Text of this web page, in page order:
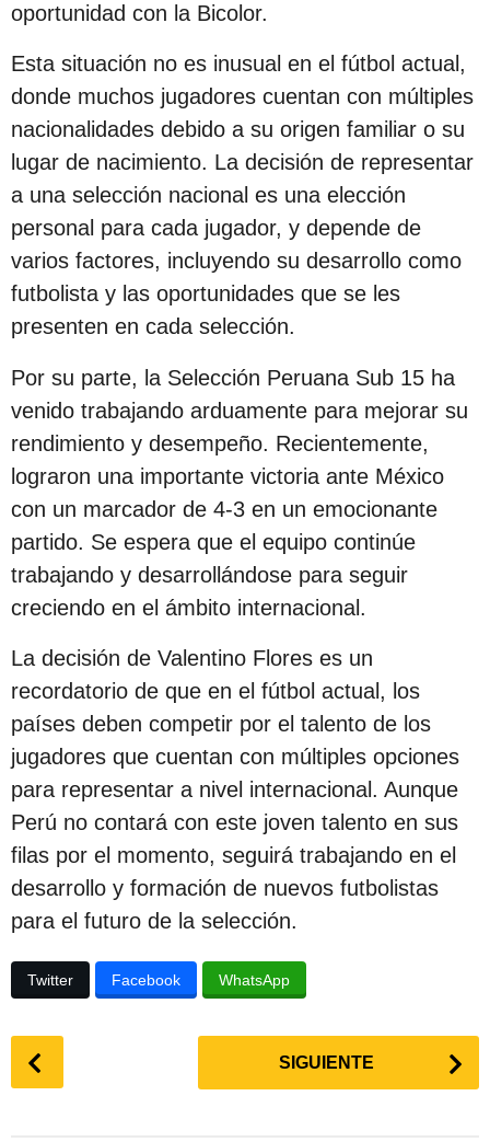
a
p
u
l
c
n
oportunidad con la Bicolor.
Esta situación no es inusual en el fútbol actual,
donde muchos jugadores cuentan con múltiples
nacionalidades debido a su origen familiar o su
lugar de nacimiento. La decisión de representar
a una selección nacional es una elección
personal para cada jugador, y depende de
varios factores, incluyendo su desarrollo como
futbolista y las oportunidades que se les
presenten en cada selección.
Por su parte, la Selección Peruana Sub 15 ha
venido trabajando arduamente para mejorar su
rendimiento y desempeño. Recientemente,
lograron una importante victoria ante México
con un marcador de 4-3 en un emocionante
partido. Se espera que el equipo continúe
trabajando y desarrollándose para seguir
creciendo en el ámbito internacional.
La decisión de Valentino Flores es un
recordatorio de que en el fútbol actual, los
países deben competir por el talento de los
jugadores que cuentan con múltiples opciones
para representar a nivel internacional. Aunque
Perú no contará con este joven talento en sus
filas por el momento, seguirá trabajando en el
desarrollo y formación de nuevos futbolistas
para el futuro de la selección.
Twitter Facebook WhatsApp
SIGUIENTE